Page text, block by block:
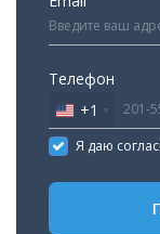
Телефон
United
States
+1
+1
Я даю